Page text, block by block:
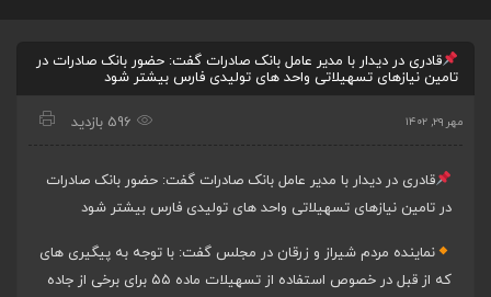
قادری در دیدار با مدیر عامل بانک صادرات گفت: حضور بانک صادرات در
تامین نیازهای تسهیلاتی واحد های تولیدی فارس بیشتر شود
مهر ۲۹, ۱۴۰۲ 596 بازدید
قادری در دیدار با مدیر عامل بانک صادرات گفت: حضور بانک صادرات
در تامین نیازهای تسهیلاتی واحد های تولیدی فارس بیشتر شود
نماینده مردم شیراز و زرقان در مجلس گفت: با توجه به پیگیری های
که از قبل در خصوص استفاده از تسهیلات ماده ۵۵ برای برخی از جاده